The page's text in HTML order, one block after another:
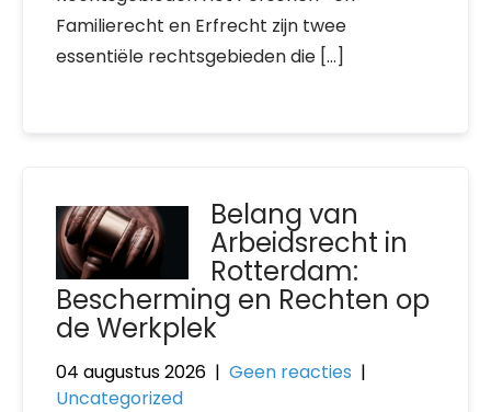
Familierecht en Erfrecht zijn twee
essentiële rechtsgebieden die […]
Belang van
Arbeidsrecht in
Rotterdam:
Bescherming en Rechten op
de Werkplek
04 augustus 2026 | Geen reacties |
Uncategorized